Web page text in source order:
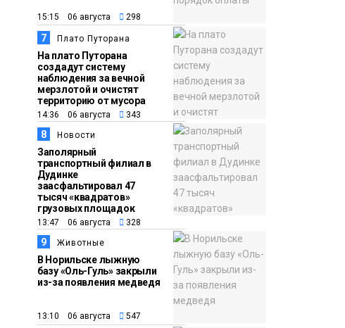
15:15 06 августа 298
7 Плато Путорана
На плато Путорана
создадут систему
наблюдения за вечной
мерзлотой и очистят
территорию от мусора
14:36 06 августа 343
8 Новости
Заполярный
транспортный филиал в
Дудинке
заасфальтировал 47
тысяч «квадратов»
грузовых площадок
13:47 06 августа 328
9 Животные
В Норильске лыжную
базу «Оль-Гуль» закрыли
из-за появления медведя
13:10 06 августа 547